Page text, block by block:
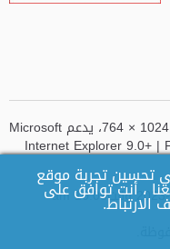
برعاية
أفضل عرض لهذا الموقع هو دقة الشاشة 1024 × 764، يدعم Microsoft
Internet Explorer 9.0+ |
تحسين تجربة موقع
، أنت توافق على
الارتباط.